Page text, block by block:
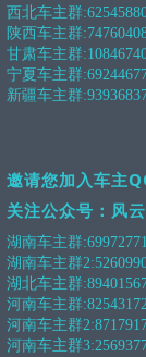
西北车主群:
陕西车主群:
甘肃车主群:
宁夏车主群:
新疆车主群:
邀请您加入车主
关注公众号：风
湖南车主群:
湖南车主群2:
湖北车主群:
河南车主群:
河南车主群2:
河南车主群3: